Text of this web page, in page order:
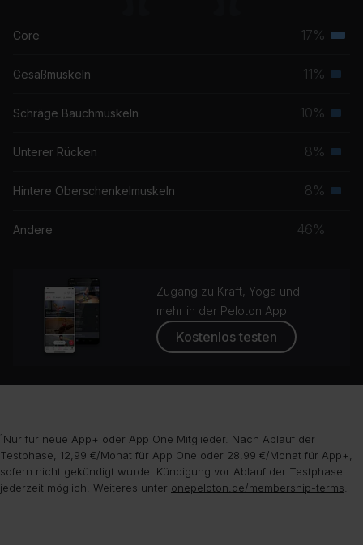
Core 17%
Gesäßmuskeln 11%
Schräge Bauchmuskeln 10%
Unterer Rücken 8%
Hintere Oberschenkelmuskeln 8%
Andere 46%
Zugang zu Kraft, Yoga und
mehr in der Peloton App
Kostenlos testen
¹Nur für neue App+ oder App One Mitglieder. Nach Ablauf der
Testphase, 12,99 €/Monat für App One oder 28,99 €/Monat für App+,
sofern nicht gekündigt wurde. Kündigung vor Ablauf der Testphase
jederzeit möglich. Weiteres unter onepeloton.de/membership-terms